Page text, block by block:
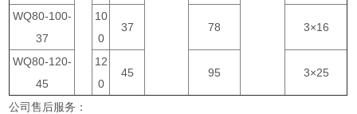
WQ80-100-
37
10
0
37 78 3×16
WQ80-120-
45
12
0
45 95 3×25
公司售后服务：